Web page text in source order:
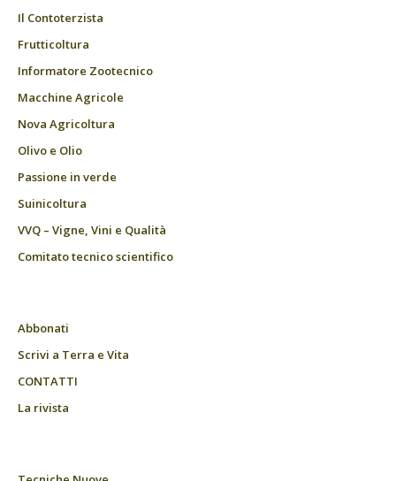
Il Contoterzista
Frutticoltura
Informatore Zootecnico
Macchine Agricole
Nova Agricoltura
Olivo e Olio
Passione in verde
Suinicoltura
VVQ – Vigne, Vini e Qualità
Comitato tecnico scientifico
Abbonati
Scrivi a Terra e Vita
CONTATTI
La rivista